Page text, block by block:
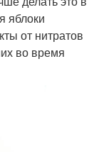
яблоки
от нитратов
во время